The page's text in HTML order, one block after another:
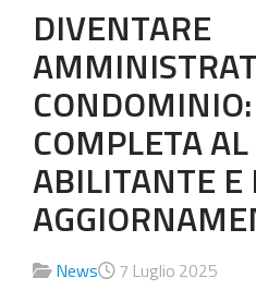
DIVENTARE
COMPLETA AL
ABILITANTE E
News 7 Luglio 2025